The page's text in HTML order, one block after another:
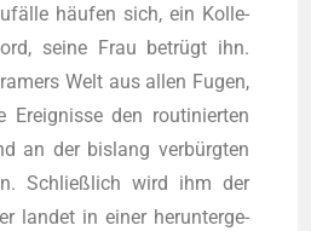
häu­fen sich, ein Kol­le­
sei­ne Frau betrügt ihn.
Welt aus allen Fugen,
Ereig­nis­se den rou­ti­nier­ten
an der bis­lang ver­bürg­ten
Schließ­lich wird ihm der
lan­det in einer her­un­ter­ge­